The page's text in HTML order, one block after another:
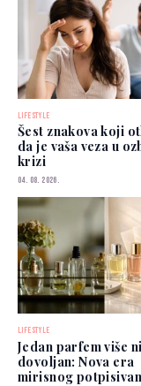
LIFESTYLE
Šest znakova koji
da je vaša veza u
krizi
04. 08. 2026.
LIFESTYLE
Jedan parfem više
dovoljan: Nova era
mirisnog